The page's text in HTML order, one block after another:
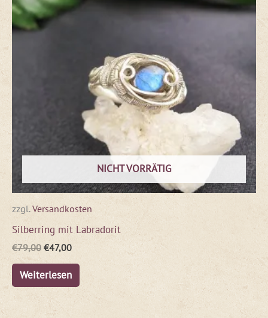
NICHT VORRÄTIG
zzgl.Versandkosten
Silberring mit Labradorit
€79,00 €47,00
Weiterlesen